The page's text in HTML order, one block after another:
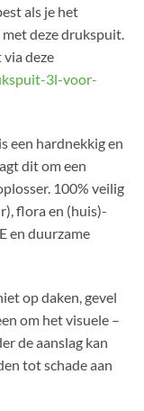
als je het
deze drukspuit.
deze
3l-voor-
is een hardnekkig en
dit om een
100% veilig
flora en (huis)-
en duurzame
op daken, gevel
om het visuele –
de aanslag kan
tot schade aan